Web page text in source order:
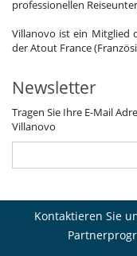
professionellen
Villanovo ist ein Mitglied
der Atout France
Newsletter
Tragen Sie Ihre E-Mail
Villanovo
Kontaktieren Sie